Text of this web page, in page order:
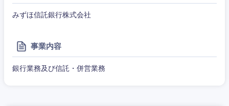
みずほ信託銀行株式会社
事業内容
銀行業務及び信託・併営業務